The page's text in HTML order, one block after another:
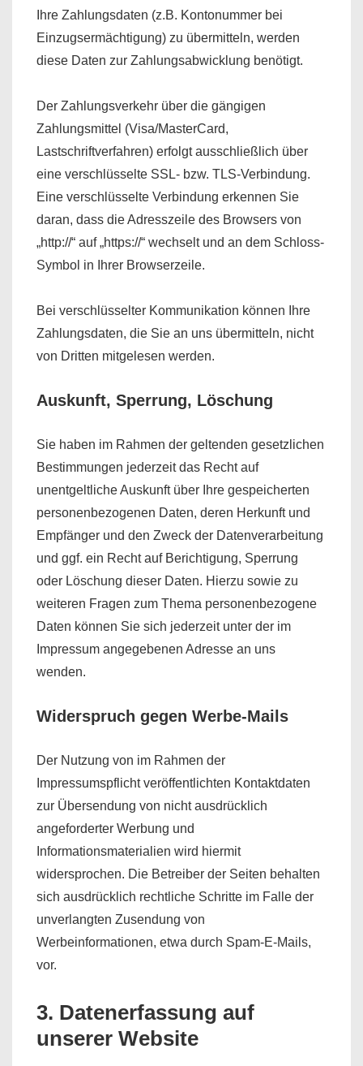
Ihre Zahlungsdaten (z.B. Kontonummer bei
Einzugsermächtigung) zu übermitteln, werden
diese Daten zur Zahlungsabwicklung benötigt.
Der Zahlungsverkehr über die gängigen
Zahlungsmittel (Visa/MasterCard,
Lastschriftverfahren) erfolgt ausschließlich über
eine verschlüsselte SSL- bzw. TLS-Verbindung.
Eine verschlüsselte Verbindung erkennen Sie
daran, dass die Adresszeile des Browsers von
„http://“ auf „https://“ wechselt und an dem Schloss-
Symbol in Ihrer Browserzeile.
Bei verschlüsselter Kommunikation können Ihre
Zahlungsdaten, die Sie an uns übermitteln, nicht
von Dritten mitgelesen werden.
Auskunft, Sperrung, Löschung
Sie haben im Rahmen der geltenden gesetzlichen
Bestimmungen jederzeit das Recht auf
unentgeltliche Auskunft über Ihre gespeicherten
personenbezogenen Daten, deren Herkunft und
Empfänger und den Zweck der Datenverarbeitung
und ggf. ein Recht auf Berichtigung, Sperrung
oder Löschung dieser Daten. Hierzu sowie zu
weiteren Fragen zum Thema personenbezogene
Daten können Sie sich jederzeit unter der im
Impressum angegebenen Adresse an uns
wenden.
Widerspruch gegen Werbe-Mails
Der Nutzung von im Rahmen der
Impressumspflicht veröffentlichten Kontaktdaten
zur Übersendung von nicht ausdrücklich
angeforderter Werbung und
Informationsmaterialien wird hiermit
widersprochen. Die Betreiber der Seiten behalten
sich ausdrücklich rechtliche Schritte im Falle der
unverlangten Zusendung von
Werbeinformationen, etwa durch Spam-E-Mails,
vor.
3. Datenerfassung auf
unserer Website